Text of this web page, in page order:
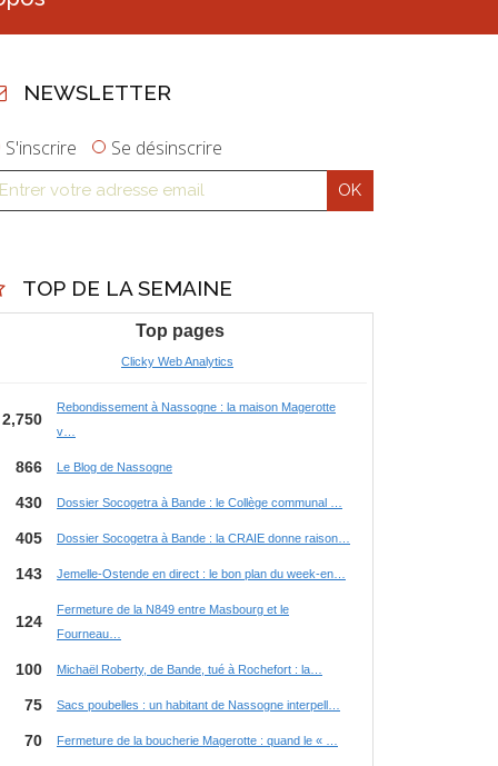
NEWSLETTER
S'inscrire Se désinscrire
TOP DE LA SEMAINE